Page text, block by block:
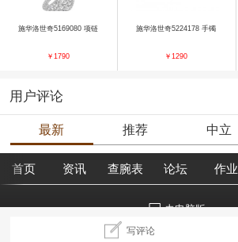
施华洛世奇5169080 项链
￥1790
施华洛世奇5224178 手镯
￥1290
用户评论
最新 推荐 中立
写评论
首页 资讯 查腕表 论坛 作业
去电脑版
©2018腕表之家 m.xbiao.com